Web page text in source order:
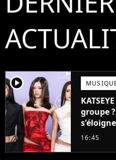
player2
groupe
cette
16:45